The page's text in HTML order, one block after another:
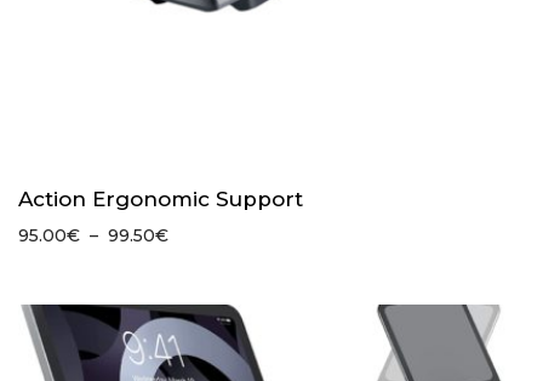
Action Ergonomic Support
95.00€ – 99.50€Plage
95.00€
à
99.50€